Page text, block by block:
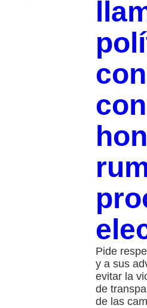
con
Pide
y a sus
evitar la
de
de las